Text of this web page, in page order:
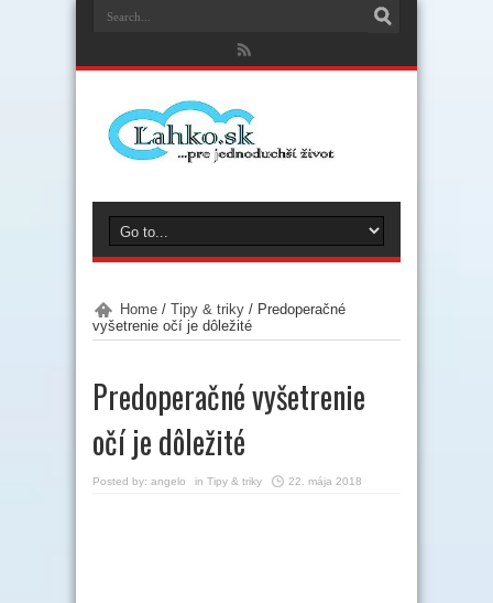
Home / Tipy & triky / Predoperačné
vyšetrenie očí je dôležité
Predoperačné vyšetrenie
očí je dôležité
Posted by: angelo in Tipy & triky 22. mája 2018